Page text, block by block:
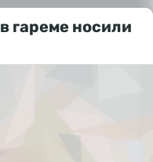
гареме носили